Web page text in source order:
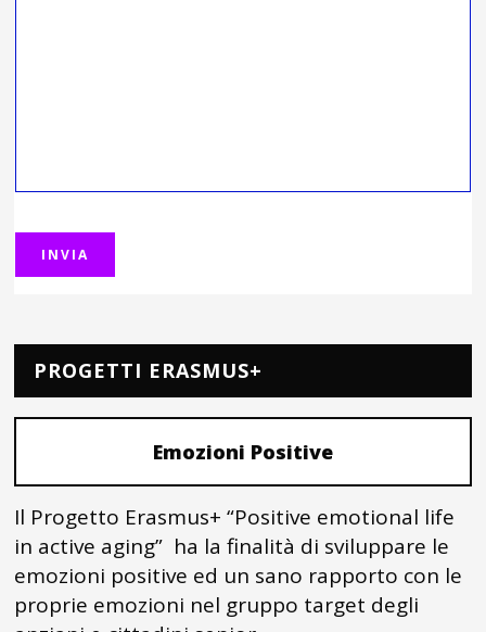
PROGETTI ERASMUS+
Emozioni Positive
Il Progetto Erasmus+ “Positive emotional life
in active aging” ha la finalità di sviluppare le
emozioni positive ed un sano rapporto con le
proprie emozioni nel gruppo target degli